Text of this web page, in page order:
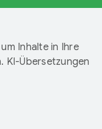
Inhalte in Ihre
KI-Übersetzungen